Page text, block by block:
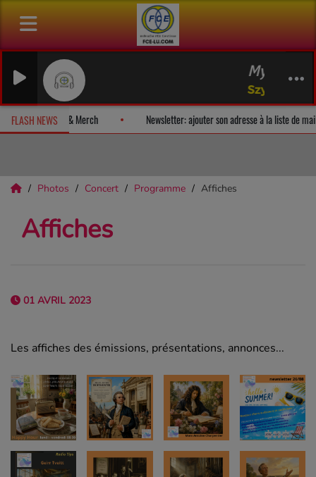
Myroslav SKORYK
Szymanowski Quartet
FLASH NEWS
surprise! Fan Releases & Merch Newsletter: ajouter son
Photos Concert Programme Affiches
Affiches
01 AVRIL 2023
Les affiches des émissions, présentations, annonces...